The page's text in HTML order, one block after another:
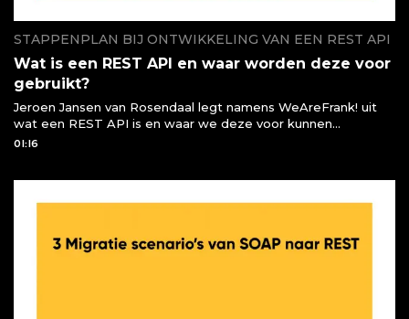
STAPPENPLAN BIJ ONTWIKKELING VAN EEN REST API
Wat is een REST API en waar worden deze voor
gebruikt?
Jeroen Jansen van Rosendaal legt namens WeAreFrank! uit
wat een REST API is en waar we deze voor kunnen
gebruiken of moeten gebruiken
01:16